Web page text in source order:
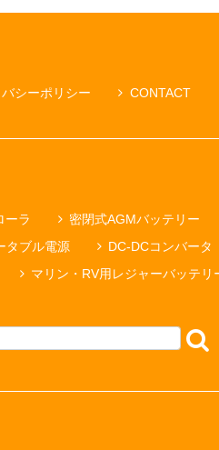
シーポリシー CONTACT
ーラ 密閉式AGMバッテリー
タブル電源 DC-DCコンバータ
マリン・RV用レジャーバッテリ